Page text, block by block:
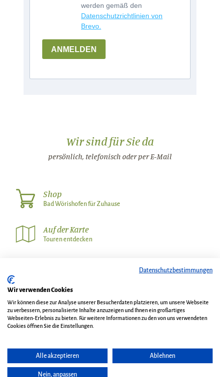
werden gemäß den
Datenschutzrichtlinien von
Brevo.
ANMELDEN
Wir sind für Sie da
persönlich, telefonisch oder per E-Mail
Shop
Bad Wörishofen für Zuhause
Auf der Karte
Touren entdecken
Wir über uns Kontakt
AGB und Gastaufnahmebedingungen
Datenschutzbestimmungen
Wir verwenden Cookies
Wir können diese zur Analyse unserer Besucherdaten platzieren, um unsere Webseite
zu verbessern, personalisierte Inhalte anzuzeigen und Ihnen ein großartiges
Webseiten-Erlebnis zu bieten. Für weitere Informationen zu den von uns verwendeten
Cookies öffnen Sie die Einstellungen.
Alle akzeptieren Ablehnen
Nein, anpassen